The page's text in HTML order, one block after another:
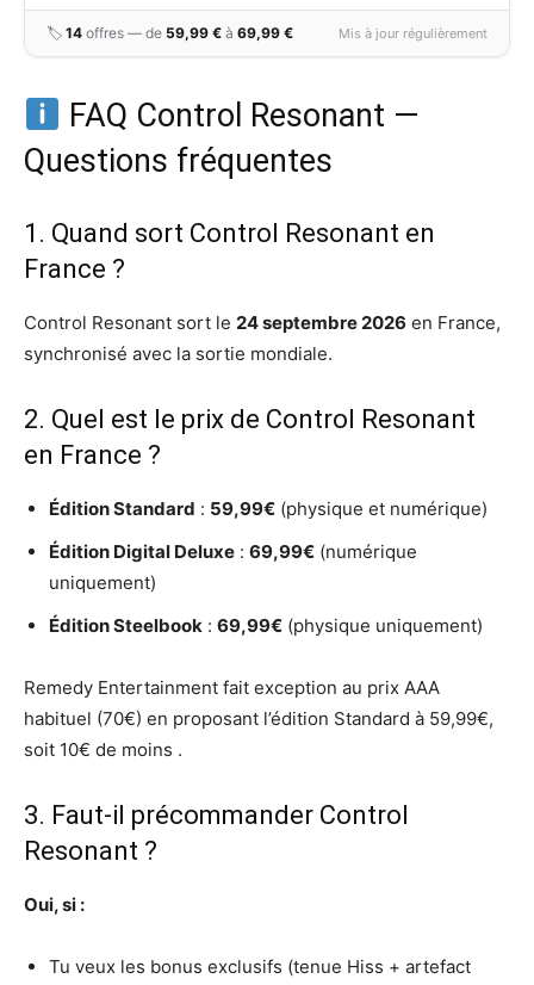
🏷 14 offres — de 59,99 € à 69,99 € Mis à jour régulièrement
FAQ Control Resonant —
Questions fréquentes
1. Quand sort Control Resonant en
France ?
Control Resonant sort le 24 septembre 2026 en France,
synchronisé avec la sortie mondiale.
2. Quel est le prix de Control Resonant
en France ?
Édition Standard : 59,99€ (physique et numérique)
Édition Digital Deluxe : 69,99€ (numérique
uniquement)
Édition Steelbook : 69,99€ (physique uniquement)
Remedy Entertainment fait exception au prix AAA
habituel (70€) en proposant l’édition Standard à 59,99€,
soit 10€ de moins .
3. Faut-il précommander Control
Resonant ?
Oui, si :
Tu veux les bonus exclusifs (tenue Hiss + artefact